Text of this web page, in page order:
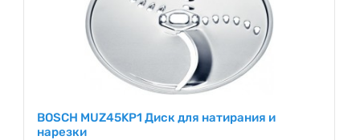
BOSCH MUZ45KP1 Диск для натирания и
нарезки